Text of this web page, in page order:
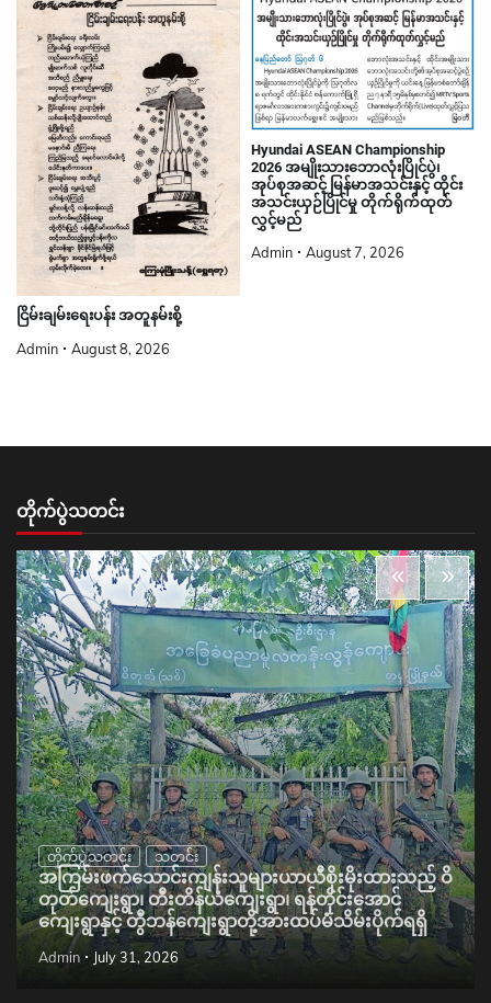
ငြိမ်းချမ်းရေးပန်း အတူနမ်းစို့
Admin August 8, 2026
Hyundai ASEAN Championship
2026 အမျိုးသားဘောလုံးပြိုင်ပွဲ၊
အုပ်စုအဆင့် မြန်မာအသင်းနှင့် ထိုင်း
အသင်းယှဉ်ပြိုင်မှု တိုက်ရိုက်ထုတ်
လွှင့်မည်
Admin August 7, 2026
တိုက်ပွဲသတင်း
တိုက်ပွဲသတင်း သတင်း
အကြမ်းဖက်သောင်းကျန်းသူများယာယီစိုးမိုးထားသည့် ဝိ
တုတ်ကျေးရွာ၊ တီးတိန်ယံကျေးရွာ၊ ရန်တိုင်းအောင်
ကျေးရွာနှင့် တွီဘန်ကျေးရွာတို့အားထပ်မံသိမ်းပိုက်ရရှိ
Admin July 31, 2026